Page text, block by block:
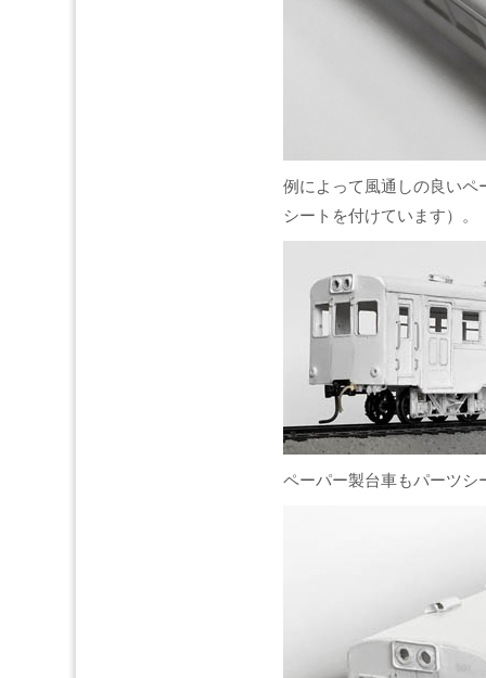
例によって風通しの良いペ
シートを付けています）。
ペーパー製台車もパーツシ